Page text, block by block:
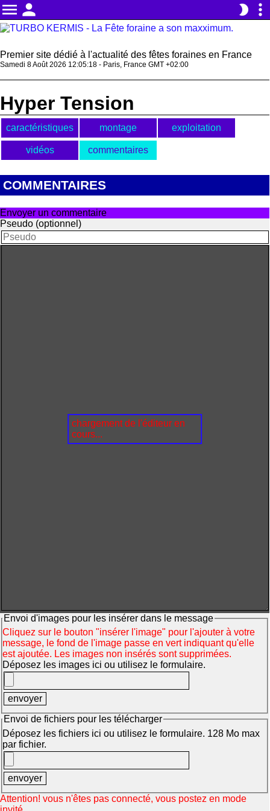
menu person brightness_2 more_vert
Premier site dédié à l'actualité des fêtes foraines en France
Samedi 8 Août 2026 12:05:18 - Paris, France GMT +02:00
Hyper Tension
caractéristiques montage exploitation
vidéos commentaires
COMMENTAIRES
Envoyer un commentaire
Pseudo (optionnel)
chargement de l'éditeur en
cours...
Envoi d'images pour les insérer dans le message
Cliquez sur le bouton "insérer l'image" pour l'ajouter à votre
message, le fond de l'image passe en vert indiquant qu'elle
est ajoutée. Les images non insérés sont supprimées.
Déposez les images ici ou utilisez le formulaire.
Envoi de fichiers pour les télécharger
Déposez les fichiers ici ou utilisez le formulaire. 128 Mo max
par fichier.
Attention! vous n'êtes pas connecté, vous postez en mode